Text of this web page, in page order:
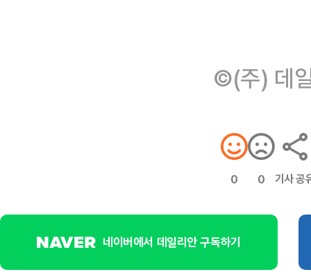
©(주) 데
0 0 기사 공
네이버에서 데일리안 구독하기